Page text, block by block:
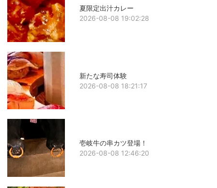
夏限定出汁カレー
2026-08-08 19:02:28
新たな寿司体験
2026-08-08 18:21:17
壱岐牛の串カツ登場！
2026-08-08 12:46:20